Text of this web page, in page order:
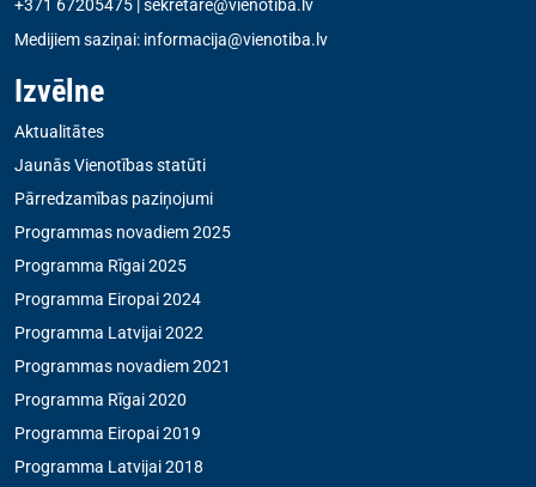
+371 67205475 |sekretare@vienotiba.lv
Medijiem saziņai: informacija@vienotiba.lv
Izvēlne
Aktualitātes
Jaunās Vienotības statūti
Pārredzamības paziņojumi
Programmas novadiem 2025
Programma Rīgai 2025
Programma Eiropai 2024
Programma Latvijai 2022
Programmas novadiem 2021
Programma Rīgai 2020
Programma Eiropai 2019
Programma Latvijai 2018